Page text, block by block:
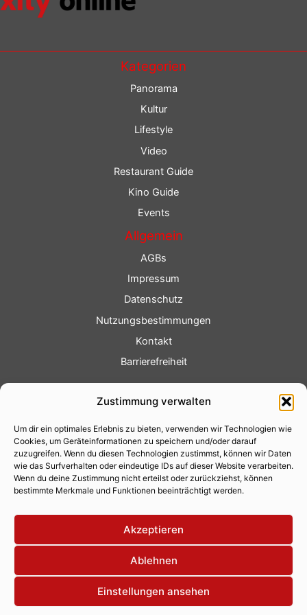
Zustimmung verwalten
Um dir ein optimales Erlebnis zu bieten, verwenden wir Technologien wie
Cookies, um Geräteinformationen zu speichern und/oder darauf
zuzugreifen. Wenn du diesen Technologien zustimmst, können wir Daten
wie das Surfverhalten oder eindeutige IDs auf dieser Website verarbeiten.
Wenn du deine Zustimmung nicht erteilst oder zurückziehst, können
bestimmte Merkmale und Funktionen beeinträchtigt werden.
Akzeptieren
Ablehnen
Einstellungen ansehen
Kategorien
Panorama
Kultur
Lifestyle
Video
Restaurant Guide
Kino Guide
Events
Allgemein
AGBs
Impressum
Datenschutz
Nutzungsbestimmungen
Kontakt
Barrierefreiheit
Fotoservice
Videoservice
Werbung
Contenterstellung
Lokalnachrichten
Lokalfernsehen
Eventkalender